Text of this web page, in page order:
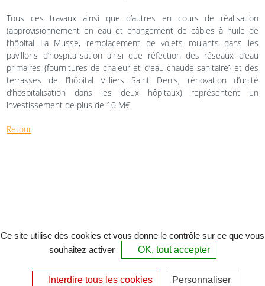
Tous ces travaux ainsi que d’autres en cours de réalisation
(approvisionnement en eau et changement de câbles à huile de
l’hôpital La Musse, remplacement de volets roulants dans les
pavillons d’hospitalisation ainsi que réfection des réseaux d’eau
primaires {fournitures de chaleur et d’eau chaude sanitaire} et des
terrasses de l’hôpital Villiers Saint Denis, rénovation d’unité
d’hospitalisation dans les deux hôpitaux) représentent un
investissement de plus de 10 M€.
Retour
Ce site utilise des cookies et vous donne le contrôle sur ce que vous
souhaitez activer
OK, tout accepter
Interdire tous les cookies Personnaliser